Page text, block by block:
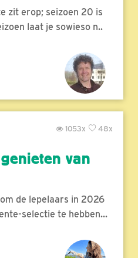
zit erop; seizoen 20 is
laat je sowieso n..
48x
1053x
van
de lepelaars in 2026
selectie te hebben...